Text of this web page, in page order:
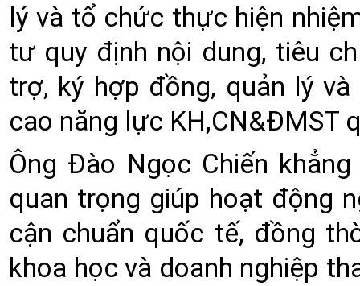
lý và tổ chức thực hiện
tư quy định nội dung, tiêu
trợ, ký hợp đồng, quản lý
cao năng lực KH,CN&ĐMST
Ông Đào Ngọc Chiến
quan trọng giúp hoạt động
cận chuẩn quốc tế, đồng
khoa học và doanh nghiệp